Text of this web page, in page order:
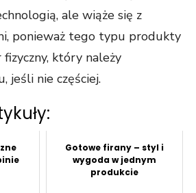
ale wiąże się z
ponieważ tego typu produkty
który należy
jeśli nie częściej.
Gotowe firany – styl i
wygoda w jednym
produkcie